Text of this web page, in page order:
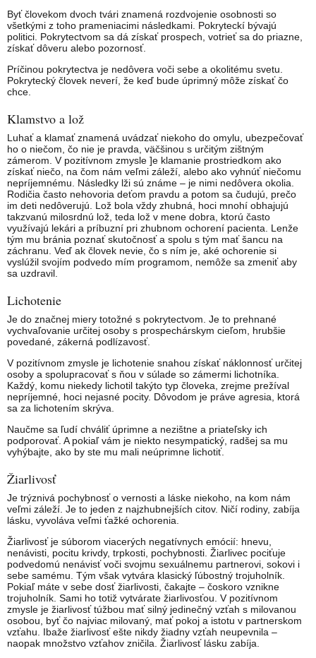
Byť človekom dvoch tvári znamená rozdvojenie osobnosti so
všetkými z toho prameniacimi následkami. Pokryteckí bývajú
politici. Pokrytectvom sa dá získať prospech, votrieť sa do priazne,
získať dôveru alebo pozornosť.
Príčinou pokrytectva je nedôvera voči sebe a okolitému svetu.
Pokrytecký človek neverí, že keď bude úprimný môže získať čo
chce.
Klamstvo a lož
Luhať a klamať znamená uvádzať niekoho do omylu, ubezpečovať
ho o niečom, čo nie je pravda, väčšinou s určitým zištným
zámerom. V pozitívnom zmysle ]e klamanie prostriedkom ako
získať niečo, na čom nám veľmi záleží, alebo ako vyhnúť niečomu
nepríjemnému. Následky lži sú známe – je nimi nedôvera okolia.
Rodičia často nehovoria deťom pravdu a potom sa čudujú, prečo
im deti nedôverujú. Lož bola vždy zhubná, hoci mnohí obhajujú
takzvanú milosrdnú lož, teda lož v mene dobra, ktorú často
využívajú lekári a príbuzní pri zhubnom ochorení pacienta. Lenže
tým mu bránia poznať skutočnosť a spolu s tým mať šancu na
záchranu. Veď ak človek nevie, čo s ním je, aké ochorenie si
vyslúžil svojím podvedo mím programom, nemôže sa zmeniť aby
sa uzdravil.
Lichotenie
Je do značnej miery totožné s pokrytectvom. Je to prehnané
vychvaľovanie určitej osoby s prospechárskym cieľom, hrubšie
povedané, zákerná podlízavosť.
V pozitívnom zmysle je lichotenie snahou získať náklonnosť určitej
osoby a spolupracovať s ňou v súlade so zámermi lichotníka.
Každý, komu niekedy lichotil takýto typ človeka, zrejme prežíval
nepríjemné, hoci nejasné pocity. Dôvodom je práve agresia, ktorá
sa za lichotením skrýva.
Naučme sa ľudí chváliť úprimne a nezištne a priateľsky ich
podporovať. A pokiaľ vám je niekto nesympatický, radšej sa mu
vyhýbajte, ako by ste mu mali neúprimne lichotiť.
Žiarlivosť
Je trýznivá pochybnosť o vernosti a láske niekoho, na kom nám
veľmi záleží. Je to jeden z najzhubnejších citov. Ničí rodiny, zabíja
lásku, vyvoláva veľmi ťažké ochorenia.
Žiarlivosť je súborom viacerých negatívnych emócií: hnevu,
nenávisti, pocitu krivdy, trpkosti, pochybnosti. Žiarlivec pociťuje
podvedomú nenávisť voči svojmu sexuálnemu partnerovi, sokovi i
sebe samému. Tým však vytvára klasický ľúbostný trojuholník.
Pokiaľ máte v sebe dosť žiarlivosti, čakajte – čoskoro vznikne
trojuholník. Sami ho totiž vytvárate žiarlivosťou. V pozitívnom
zmysle je žiarlivosť túžbou mať silný jedinečný vzťah s milovanou
osobou, byť čo najviac milovaný, mať pokoj a istotu v partnerskom
vzťahu. Ibaže žiarlivosť ešte nikdy žiadny vzťah neupevnila –
naopak množstvo vzťahov zničila. Žiarlivosť lásku zabíja.